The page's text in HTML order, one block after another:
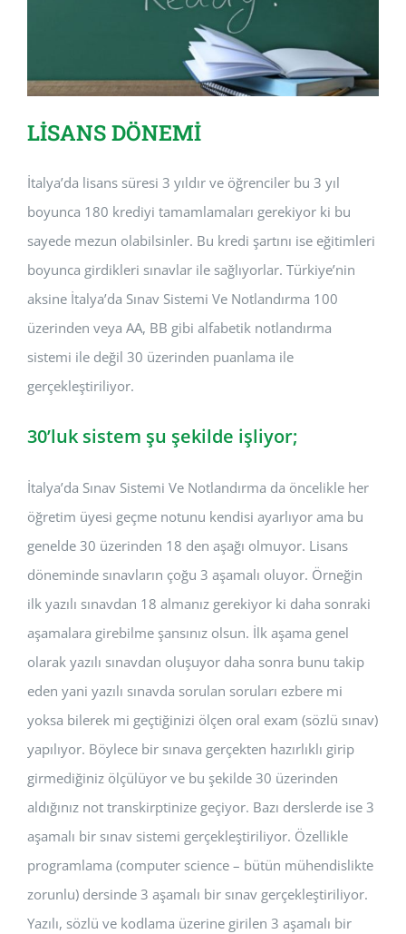
LİSANS DÖNEMİ
İtalya’da lisans süresi 3 yıldır ve öğrenciler bu 3 yıl
boyunca 180 krediyi tamamlamaları gerekiyor ki bu
sayede mezun olabilsinler. Bu kredi şartını ise eğitimleri
boyunca girdikleri sınavlar ile sağlıyorlar. Türkiye’nin
aksine İtalya’da Sınav Sistemi Ve Notlandırma 100
üzerinden veya AA, BB gibi alfabetik notlandırma
sistemi ile değil 30 üzerinden puanlama ile
gerçekleştiriliyor.
30’luk sistem şu şekilde işliyor;
İtalya’da Sınav Sistemi Ve Notlandırma da öncelikle her
öğretim üyesi geçme notunu kendisi ayarlıyor ama bu
genelde 30 üzerinden 18 den aşağı olmuyor. Lisans
döneminde sınavların çoğu 3 aşamalı oluyor. Örneğin
ilk yazılı sınavdan 18 almanız gerekiyor ki daha sonraki
aşamalara girebilme şansınız olsun. İlk aşama genel
olarak yazılı sınavdan oluşuyor daha sonra bunu takip
eden yani yazılı sınavda sorulan soruları ezbere mi
yoksa bilerek mi geçtiğinizi ölçen oral exam (sözlü sınav)
yapılıyor. Böylece bir sınava gerçekten hazırlıklı girip
girmediğiniz ölçülüyor ve bu şekilde 30 üzerinden
aldığınız not transkirptinize geçiyor. Bazı derslerde ise 3
aşamalı bir sınav sistemi gerçekleştiriliyor. Özellikle
programlama (computer science – bütün mühendislikte
zorunlu) dersinde 3 aşamalı bir sınav gerçekleştiriliyor.
Yazılı, sözlü ve kodlama üzerine girilen 3 aşamalı bir